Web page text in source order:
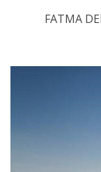
FATMA